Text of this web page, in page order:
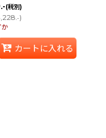
.-(税別)
.-)
か
カートに入れる